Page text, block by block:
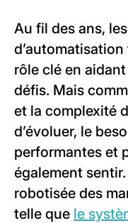
Au fil des ans,
rôle clé en
défis. Mais
et la complexité
d’évoluer, le
performantes et
également
robotisée des
telle que le